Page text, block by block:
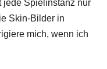
jede Spielinstanz nur
Skin-Bilder in
mich, wenn ich